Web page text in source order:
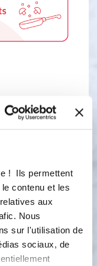
! Ils permettent
contenu et les
aux
Nous
sur l'utilisation de
sociaux, de
et
Mets les
mie. Par dessus,
et les tranches
par la suite, les
de mie.
oeufs & crème
le côté